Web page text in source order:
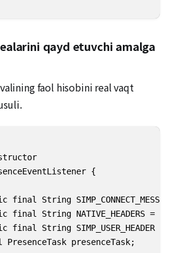
qayd etuvchi amalga
faol hisobini real vaqt
{
final String
final String NATIVE_HEADERS =
final String SIMP_USER_HEADER =
PresenceTask presenceTask;